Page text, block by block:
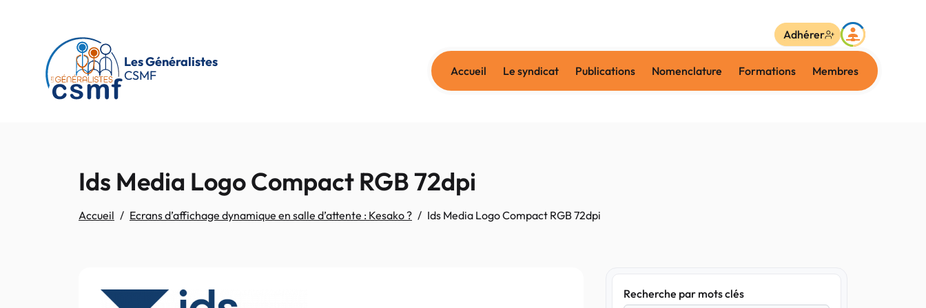
Les Généralistes
CSMF
Accueil Le syndicat Publications Nomenclature Formations Membres
Adhérer
Ids Media Logo Compact RGB 72dpi
Accueil Ecrans d’affichage dynamique en salle d’attente : Kesako ? Ids Media Logo Compact RGB 72dpi
Recherche par mots clés